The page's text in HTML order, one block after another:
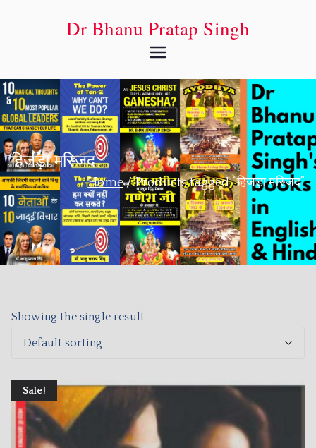
Dr Bhanu Pratap Singh
हिजड़ा मस्जिद
Home Products tagged “हिजड़ा मस्जिद”
Showing the single result
Sale!